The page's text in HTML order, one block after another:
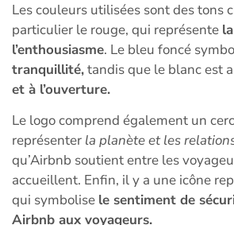
Les couleurs utilisées sont des tons
particulier le rouge, qui représente
l’enthousiasme. Le bleu foncé
tranquillité,tandis que le blanc est
et à l’ouverture.
Le logo comprend également un
représenter la planète et les
qu’Airbnb soutient entre les
accueillent. Enfin, il y a une icône
qui symbolise le sentiment de
Airbnb aux voyageurs.